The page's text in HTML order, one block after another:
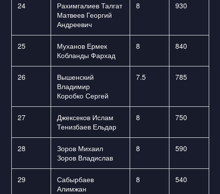
24
Рахимгалиев Талгат
Матвеев Георгий
Андреевич
8 930
25
Муханов Ермек
Кобланды Фархад
8 840
26
Вышенский
Владимир
Коробко Сергей
7.5 785
27
Джексеков Ислам
Тенизбаев Ельдар
8 750
28
Зоров Михаил
Зоров Владислав
8 590
29
Сабырбаев
Алимжан
8 540